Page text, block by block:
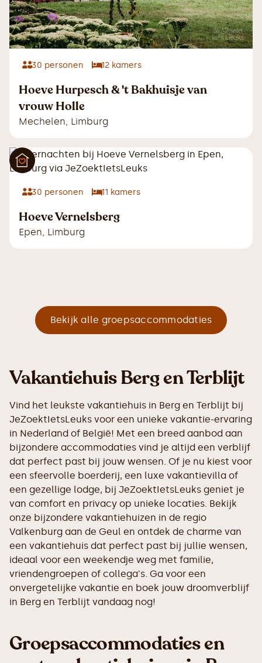
30 personen 12 kamers
Hoeve Hurpesch & 't Bakhuisje van
vrouw Holle
Mechelen Limburg
30 personen 11 kamers
Hoeve Vernelsberg
Epen Limburg
Bekijk alle groepsaccommodaties
Vakantiehuis Berg en Terblijt
Vind het leukste vakantiehuis in Berg en Terblijt bij
JeZoektIetsLeuks voor een unieke vakantie-ervaring
in Nederland of België! Met een breed aanbod aan
bijzondere accommodaties vind je altijd een verblijf
dat perfect past bij jouw wensen. Of je nu kiest voor
een sfeervolle boerderij, een luxe vakantievilla of
een gezellige lodge, bij JeZoektIetsLeuks geniet je
van comfort en privacy op unieke locaties. Bekijk
onze bijzondere vakantiehuizen in de regio
Valkenburg aan de Geul en ontdek de charme van
een vakantiehuis dat perfect past bij jullie wensen,
ideaal voor een weekendje weg met familie,
vriendengroepen of collega's. Ga voor een
onvergetelijke vakantie en boek jouw droomverblijf
in Berg en Terblijt vandaag nog!
Groepsaccommodaties en